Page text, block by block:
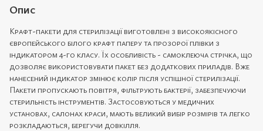
Опис
Крафт-пакети для стерилізації виготовлені з високоякісного
європейського білого крафт паперу та прозорої плівки з
індикатором 4-го класу. Їх особливість - самоклеюча стрічка, що
дозволяє використовувати пакет без додаткових приладів. Вже
нанесений індикатор змінює колір після успішної стерилізації.
Пакети пропускають повітря, фільтрують бактерії, забезпечуючи
стерильність інструментів. Застосовуються у медичних
установах, салонах краси, мають великий вибір розмірів та легко
розкладаються, берегучи довкілля.